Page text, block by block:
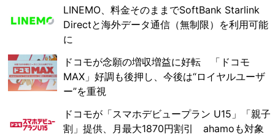
LINEMO、料金そのままでSoftBank Starlink
Directと海外データ通信（無制限）を利用可能
に
ドコモが念願の増収増益に好転 「ドコモ
MAX」好調も後押し、今後は“ロイヤルユーザ
ー”を重視
ドコモが「スマホデビュープラン U15」「親子
割」提供、月最大1870円割引 ahamoも対象